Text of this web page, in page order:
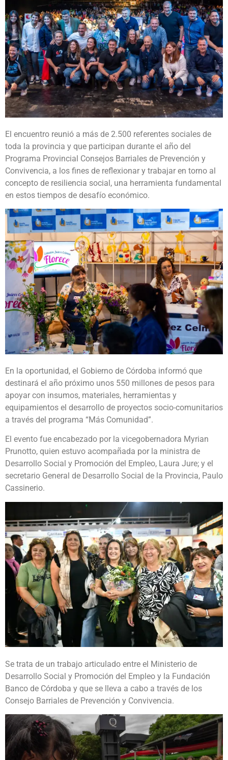
El encuentro reunió a más de 2.500 referentes sociales de
toda la provincia y que participan durante el año del
Programa Provincial Consejos Barriales de Prevención y
Convivencia, a los fines de reflexionar y trabajar en torno al
concepto de resiliencia social, una herramienta fundamental
en estos tiempos de desafío económico.
En la oportunidad, el Gobierno de Córdoba informó que
destinará el año próximo unos 550 millones de pesos para
apoyar con insumos, materiales, herramientas y
equipamientos el desarrollo de proyectos socio-comunitarios
a través del programa “Más Comunidad”.
El evento fue encabezado por la vicegobernadora Myrian
Prunotto, quien estuvo acompañada por la ministra de
Desarrollo Social y Promoción del Empleo, Laura Jure; y el
secretario General de Desarrollo Social de la Provincia, Paulo
Cassinerio.
Se trata de un trabajo articulado entre el Ministerio de
Desarrollo Social y Promoción del Empleo y la Fundación
Banco de Córdoba y que se lleva a cabo a través de los
Consejo Barriales de Prevención y Convivencia.